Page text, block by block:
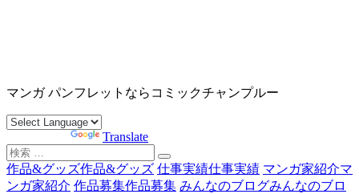
ツ
ス
ッ
プ
マンガ パンフレットならコミックチャンプルー
Translate
検
索
対
作品&グッズ作品&グッズ 仕事実績仕事実績 マンガ家紹介マ
ンガ家紹介 作品募集作品募集 みんなのブログみんなのブロ